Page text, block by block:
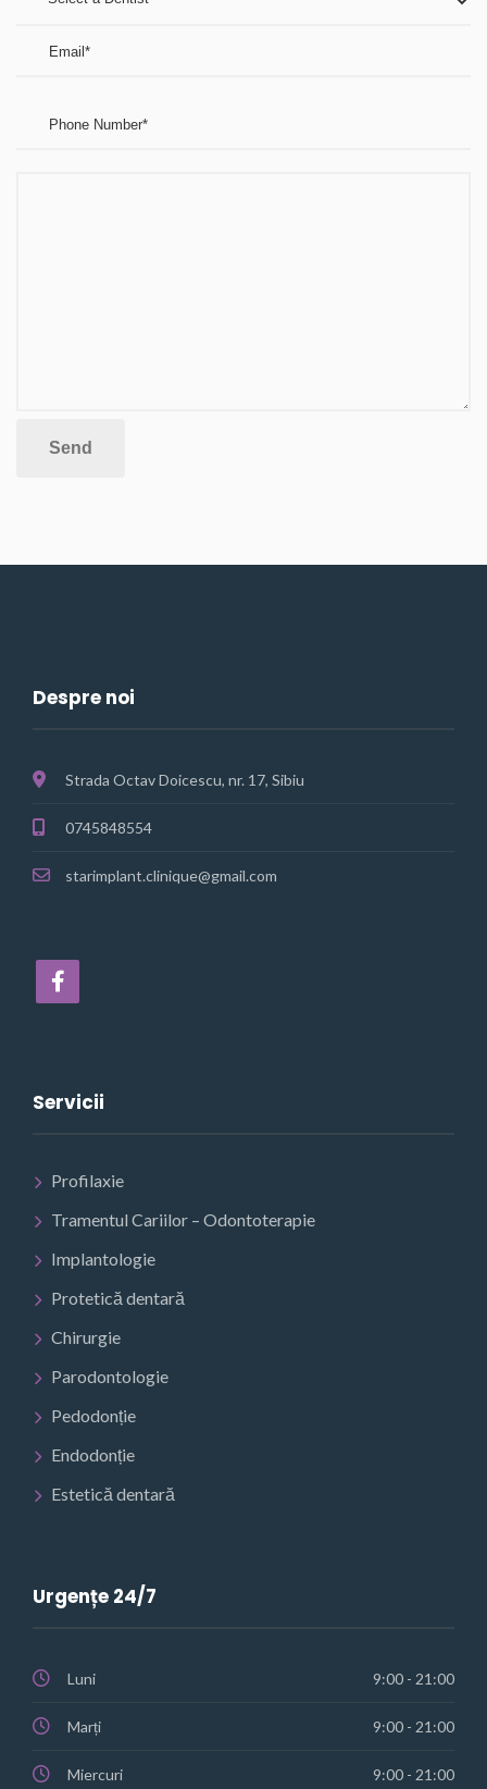
Despre noi
Strada Octav Doicescu, nr. 17, Sibiu
0745848554
starimplant.clinique@gmail.com
Servicii
Profilaxie
Tramentul Cariilor – Odontoterapie
Implantologie
Protetică dentară
Chirurgie
Parodontologie
Pedodonție
Endodonție
Estetică dentară
Urgențe 24/7
Luni 9:00 - 21:00
Marți 9:00 - 21:00
Miercuri 9:00 - 21:00